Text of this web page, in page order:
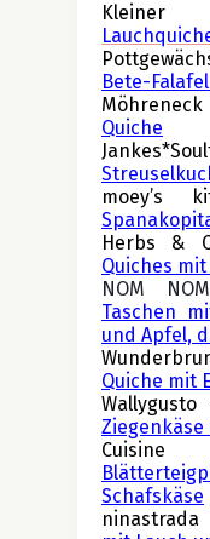
Kleiner
Bete-
Quiche
moey’s
Herbs &
Quiches mit
NOM
Taschen
und Apfel,
Quiche mit
Wallygusto
Ziegenkäse
Schafskäse